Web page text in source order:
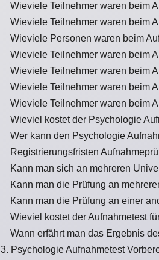
Wieviele Teilnehmer waren beim
Wieviele Teilnehmer waren beim
Wieviele Personen waren beim
Wieviele Teilnehmer waren beim
Wieviele Teilnehmer waren beim
Wieviele Teilnehmer waren beim
Wieviele Teilnehmer waren beim
Wieviel kostet der Psychologie
Wer kann den Psychologie
Registrierungsfristen
Kann man sich an mehreren
Kann man die Prüfung an
Kann man die Prüfung an einer
Wieviel kostet der Aufnahmetest
Wann erfährt man das Ergebnis
3. Psychologie Aufnahmetest